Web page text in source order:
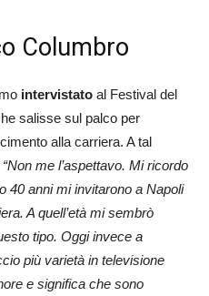
Columbro
intervistato al Festival del
salisse sul palco per
alla carriera. A tal
“Non me l’aspettavo. Mi ricordo
40 anni mi invitarono a Napoli
A quell’età mi sembrò
tipo. Oggi invece a
più varietà in televisione
e significa che sono